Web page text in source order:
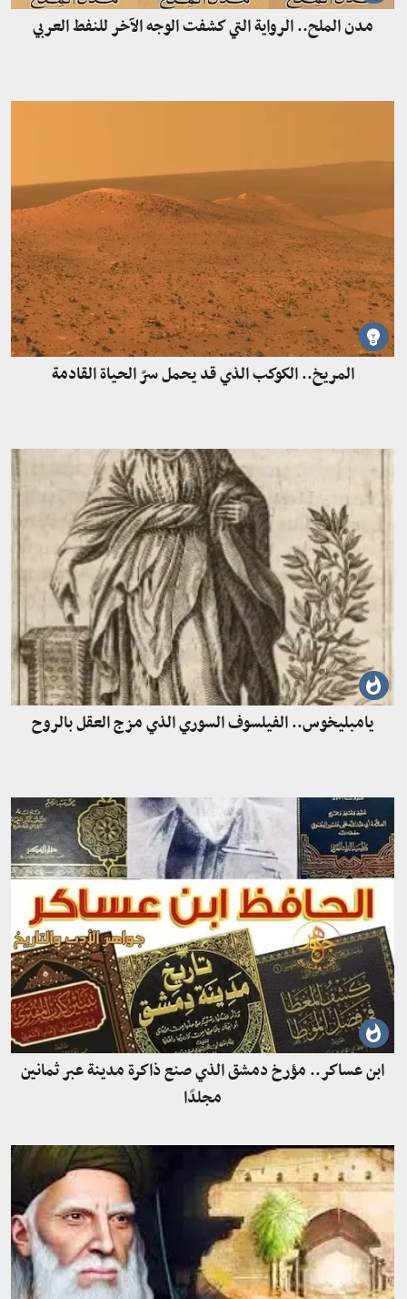
مدن الملح.. الرواية التي كشفت الوجه الآخر للنفط العربي
المريخ.. الكوكب الذي قد يحمل سرّ الحياة القادمة
يامبليخوس.. الفيلسوف السوري الذي مزج العقل بالروح
ابن عساكر.. مؤرخ دمشق الذي صنع ذاكرة مدينة عبر ثمانين
مجلدًا